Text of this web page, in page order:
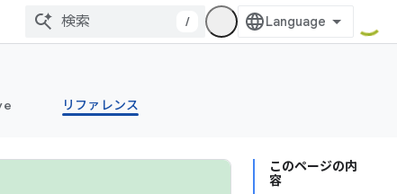
/
リファレンス
このページの内
容